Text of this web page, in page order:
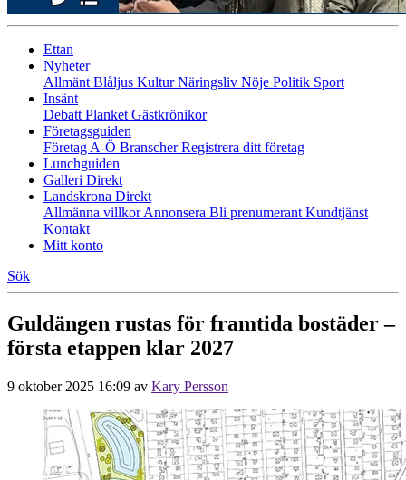
Ettan
Nyheter
Allmänt Blåljus KulturNäringsliv Nöje Politik Sport
Insänt
Debatt Planket Gästkrönikor
Företagsguiden
Företag A-Ö BranscherRegistrera ditt företag
Lunchguiden
Galleri Direkt
Landskrona Direkt
Allmänna villkorAnnonsera Bli prenumerant Kundtjänst
Kontakt
Mitt konto
Sök
Guldängen rustas för framtida bostäder –
första etappen klar 2027
9 oktober 2025 16:09 av Kary Persson